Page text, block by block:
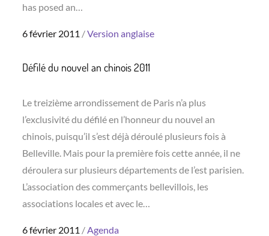
has posed an…
Posted
6 février 2011 Version anglaise
Défilé du nouvel an chinois 2011
Le treizième arrondissement de Paris n’a plus
l’exclusivité du défilé en l’honneur du nouvel an
chinois, puisqu’il s’est déjà déroulé plusieurs fois à
Belleville. Mais pour la première fois cette année, il ne
déroulera sur plusieurs départements de l’est parisien.
L’association des commerçants bellevillois, les
associations locales et avec le…
Posted
6 février 2011 Agenda